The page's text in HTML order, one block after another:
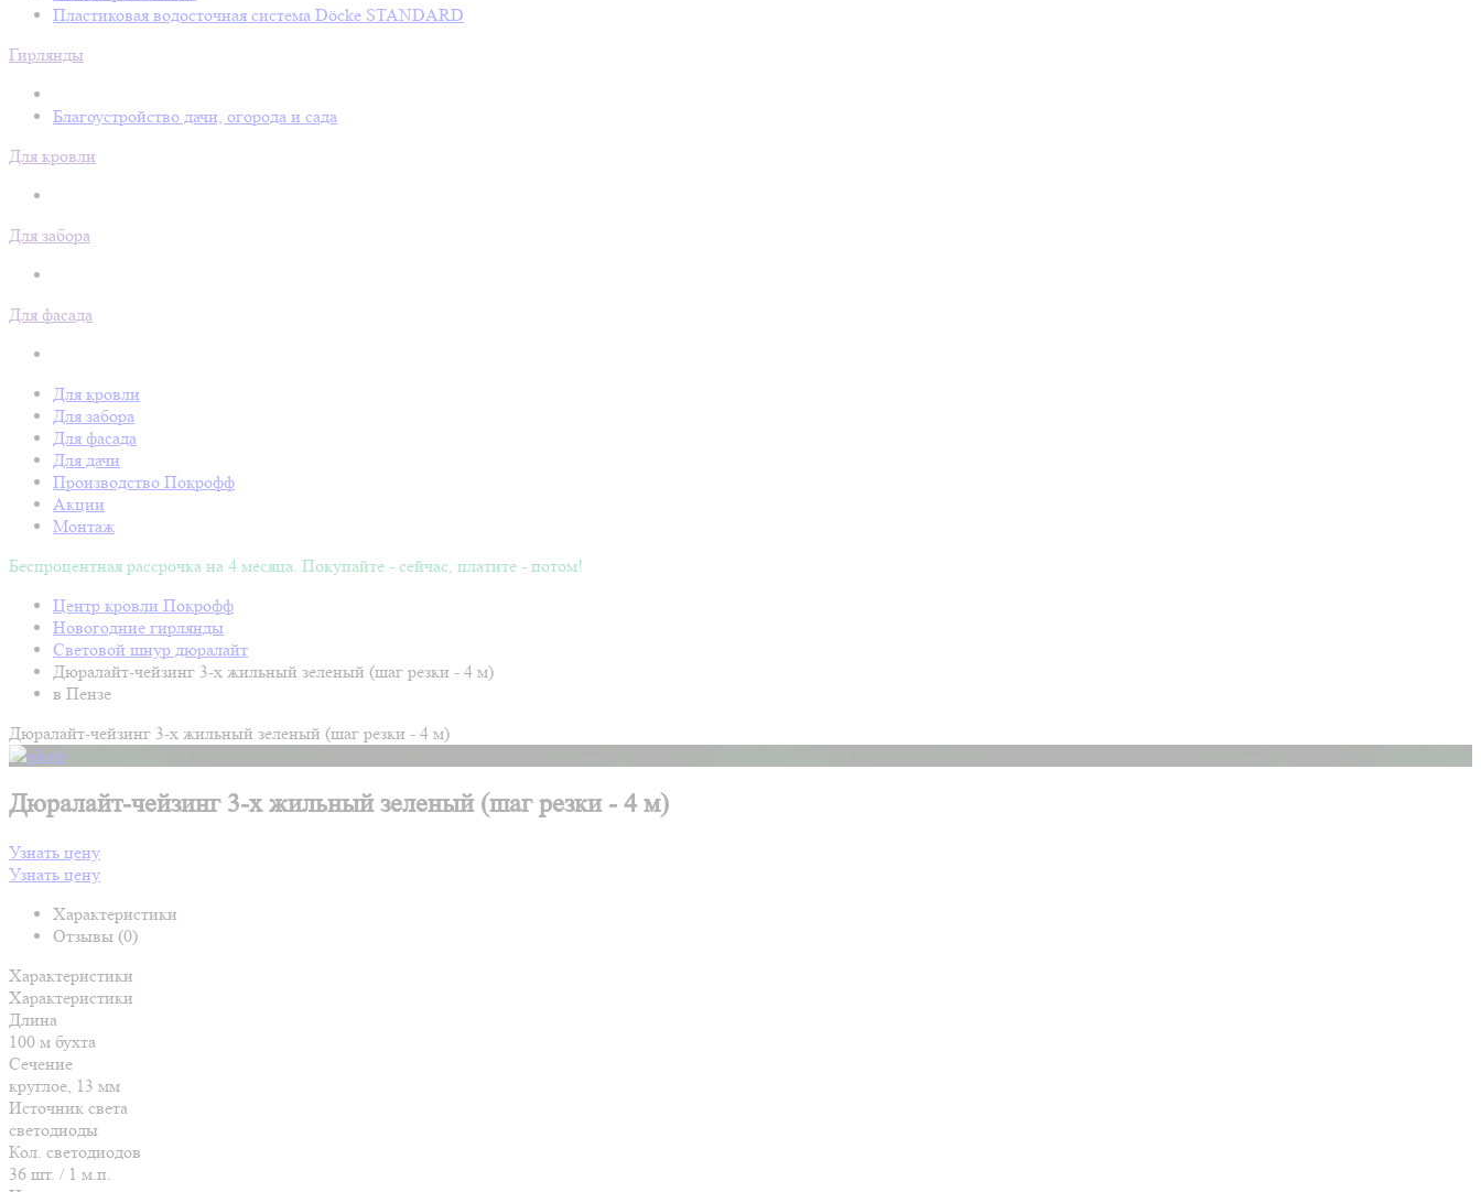
Пластиковая водосточная система Döcke STANDARD
Гирлянды
Благоустройство дачи, огорода и сада
Для кровли
Для забора
Для фасада
Для кровли
Для забора
Для фасада
Для дачи
Производство Покрофф
Акции
Монтаж
Беспроцентная рассрочка на 4 месяца. Покупайте - сейчас, платите - потом!
Центр кровли Покрофф
Новогодние гирлянды
Световой шнур дюралайт
Дюралайт-чейзинг 3-х жильный зеленый (шаг резки - 4 м)
в Пензе
Дюралайт-чейзинг 3-х жильный зеленый (шаг резки - 4 м)
Дюралайт-чейзинг 3-х жильный зеленый (шаг резки - 4 м)
Узнать цену
Узнать цену
Характеристики
Отзывы (0)
Характеристики
Характеристики
Длина
100 м бухта
Сечение
круглое, 13 мм
Источник света
светодиоды
Кол. светодиодов
36 шт. / 1 м.п.